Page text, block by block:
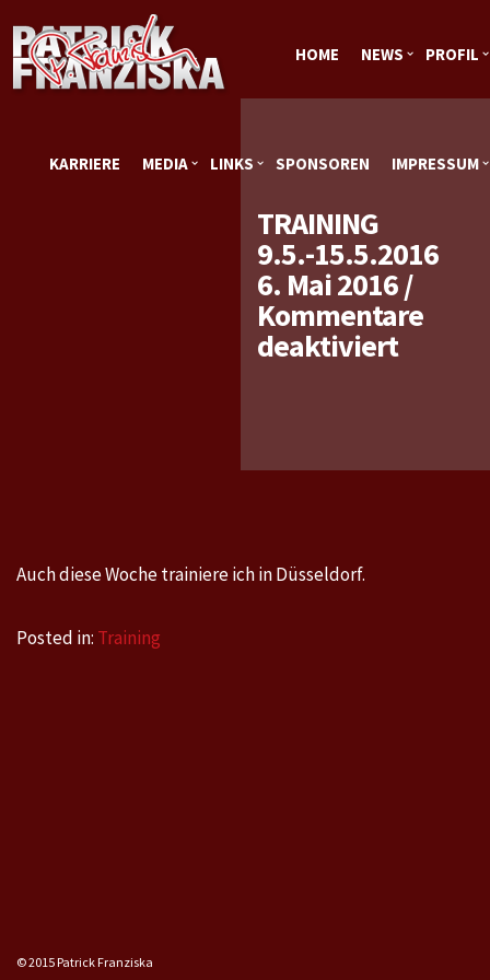
HOME NEWS PROFIL
KARRIERE MEDIA LINKS SPONSOREN IMPRESSUM
TRAINING
9.5.-15.5.2016
6. Mai 2016/
Kommentare
deaktiviertfür
Auch diese Woche trainiere ich in Düsseldorf.
Posted in: Training
© 2015 Patrick Franziska